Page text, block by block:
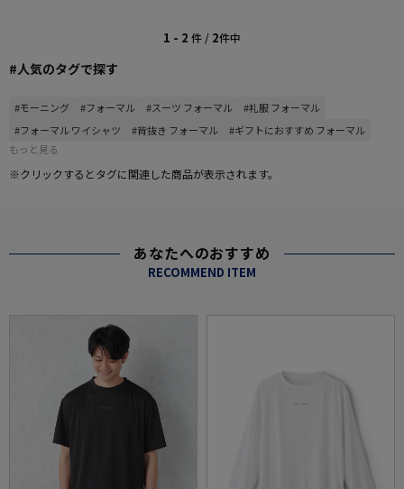
1 - 2 件 / 2件中
#人気のタグで探す
#モーニング #フォーマル #スーツ フォーマル
#礼服 フォーマル
#フォーマル ワイシャツ
#背抜き フォーマル
#ギフトにおすすめ フォーマル
もっと見る
※クリックするとタグに関連した商品が表示されます。
あなたへのおすすめ
RECOMMEND ITEM